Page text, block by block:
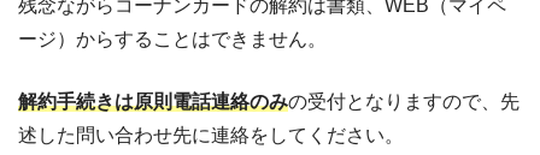
残念ながらコーナンカードの解約は書類、WEB（マイペ
ージ）からすることはできません。
解約手続きは原則電話連絡のみの受付となりますので、先
述した問い合わせ先に連絡をしてください。